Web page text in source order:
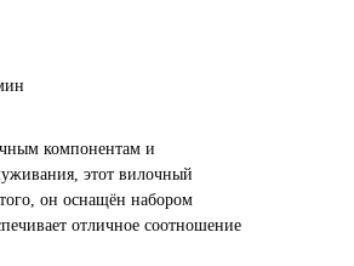
компонентам и
этот вилочный
он оснащён набором
отличное соотношение